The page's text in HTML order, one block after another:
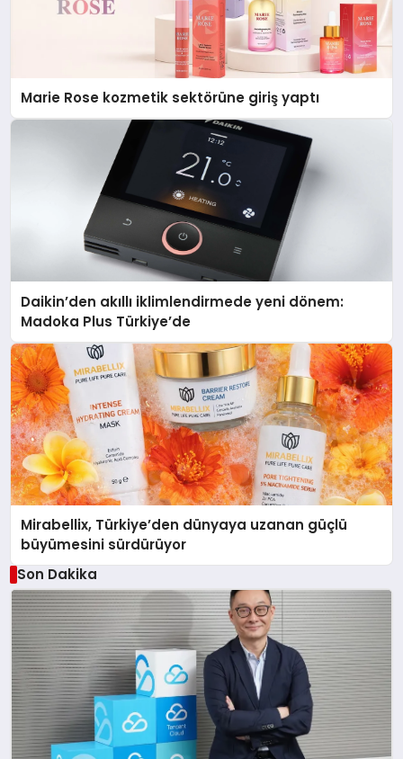
Marie Rose kozmetik sektörüne giriş yaptı
Daikin’den akıllı iklimlendirmede yeni dönem:
Madoka Plus Türkiye’de
Mirabellix, Türkiye’den dünyaya uzanan güçlü
büyümesini sürdürüyor
Son Dakika